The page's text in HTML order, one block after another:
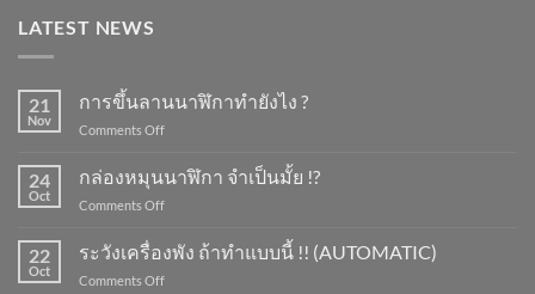
LATEST NEWS
21
Nov
การขึ้นลานนาฬิกาทำยังไง ?
Comments Offon
ลาน
นาฬิกา
ยัง
24
Oct
กล่องหมุนนาฬิกา จำเป็นมั้ย !?
Comments Offon
หมุน
นาฬิกา
จำเป็น
22
Oct
ระวังเครื่องพัง ถ้าทำแบบนี้ !! (AUTOMATIC)
Comments Offon